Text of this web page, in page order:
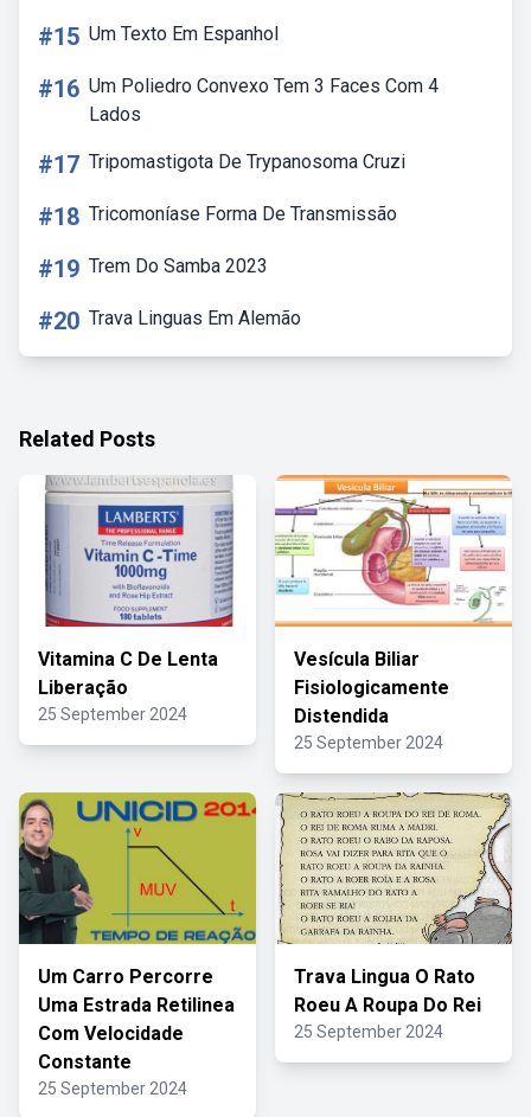
#15 Um Texto Em Espanhol
#16 Um Poliedro Convexo Tem 3 Faces Com 4
Lados
#17 Tripomastigota De Trypanosoma Cruzi
#18 Tricomoníase Forma De Transmissão
#19 Trem Do Samba 2023
#20 Trava Linguas Em Alemão
Related Posts
Vitamina C De Lenta
Liberação
25 September 2024
Vesícula Biliar
Fisiologicamente
Distendida
25 September 2024
Um Carro Percorre
Uma Estrada Retilinea
Com Velocidade
Constante
25 September 2024
Trava Lingua O Rato
Roeu A Roupa Do Rei
25 September 2024